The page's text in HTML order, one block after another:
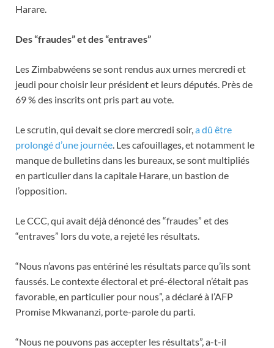
Harare.
Des “fraudes” et des “entraves”
Les Zimbabwéens se sont rendus aux urnes mercredi et
jeudi pour choisir leur président et leurs députés. Près de
69 % des inscrits ont pris part au vote.
Le scrutin, qui devait se clore mercredi soir,a dû être
prolongé d’une journée. Les cafouillages, et notamment le
manque de bulletins dans les bureaux, se sont multipliés
en particulier dans la capitale Harare, un bastion de
l’opposition.
Le CCC, qui avait déjà dénoncé des “fraudes” et des
“entraves” lors du vote, a rejeté les résultats.
“Nous n’avons pas entériné les résultats parce qu’ils sont
faussés. Le contexte électoral et pré-électoral n’était pas
favorable, en particulier pour nous”, a déclaré à l’AFP
Promise Mkwananzi, porte-parole du parti.
“Nous ne pouvons pas accepter les résultats”, a-t-il